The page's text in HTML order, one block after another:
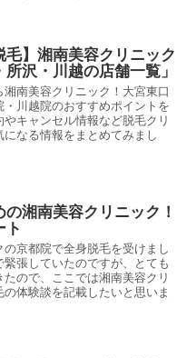
毛】湘南美容クリニック
所沢・川越の店舗一覧」
南美容クリニック！大宮東口
川越院のおすすめポイントを
キャンセル情報など脱毛クリ
になる情報をまとめてみまし
湘南美容クリニック！
ト
京都院で全身脱毛を受けまし
張していたのですが、とても
ので、ここでは湘南美容クリ
の体験談を記載したいと思いま